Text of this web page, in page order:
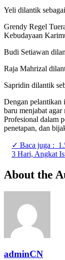
Yeli dilantik
Grendy Regel
Kebudayaan
Budi Setiawan
Raja Mahrizal
Sapridin dilantik
Dengan pelantikan
baru menjabat agar
Profesional dalam
penetapan, dan
✓ Baca juga :
3 Hari, Angkat
About the
adminCN